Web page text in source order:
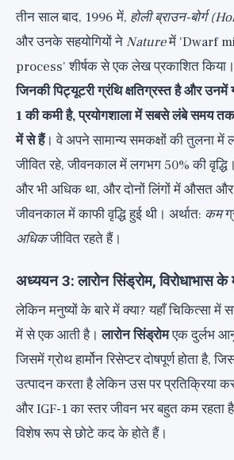
तीन साल बाद, 1996 में, होली ब्राउन-बोर्ग
और उनके सहयोगियों नेNatureमें 'Dwarf
process' शीर्षक से एक लेख प्रकाशित किया।
जिनकी पिट्यूटरी ग्रंथि क्षतिग्रस्त है और उनमें
1 की कमी है, प्रयोगशाला में सबसे लंबे समय तक
में से हैं। वे अपने सामान्य समकक्षों की तुलना में
जीवित रहे, जीवनकाल में लगभग 50% की
और भी अधिक था, और दोनों लिंगों में औसत
जीवनकाल में काफी वृद्धि हुई थी। अर्थात: कम
अधिकजीवित रहते हैं।
अध्ययन 3: लारोन सिंड्रोम, विरोधाभास
लेकिन मनुष्यों के बारे में क्या? यहाँ चिकित्सा में
में से एक आती है।लारोन सिंड्रोमएक दुर्लभ
जिसमें ग्रोथ हार्मोन रिसेप्टर दोषपूर्ण होता है,
उत्पादन करता है लेकिन उस पर प्रतिक्रिया
और IGF-1 का स्तर जीवन भर बहुत कम रहता
विशेष रूप से छोटे कद के होते हैं।